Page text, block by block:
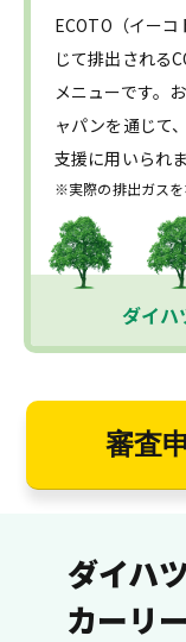
ECOTO（イー
じて排出される
メニューです。
ャパンを通じて
支援に用いられ
※実際の排出ガスを
ダイハ
審査
ダイハ
カーリ